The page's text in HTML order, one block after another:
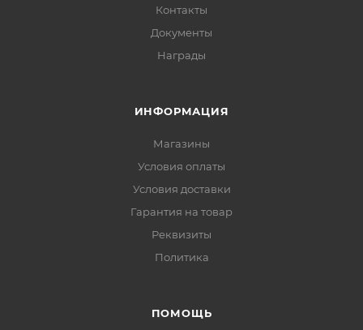
Контакты
Документы
Награды
ИНФОРМАЦИЯ
Магазины
Условия оплаты
Условия доставки
Гарантия на товар
Реквизиты
Политика
ПОМОЩЬ